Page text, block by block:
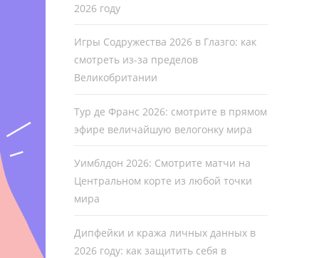
2026 году
Игры Содружества 2026 в Глазго: как
смотреть из-за пределов
Великобритании
Тур де Франс 2026: смотрите в прямом
эфире величайшую велогонку мира
Уимблдон 2026: Смотрите матчи на
Центральном корте из любой точки
мира
Дипфейки и кража личных данных в
2026 году: как защитить себя в